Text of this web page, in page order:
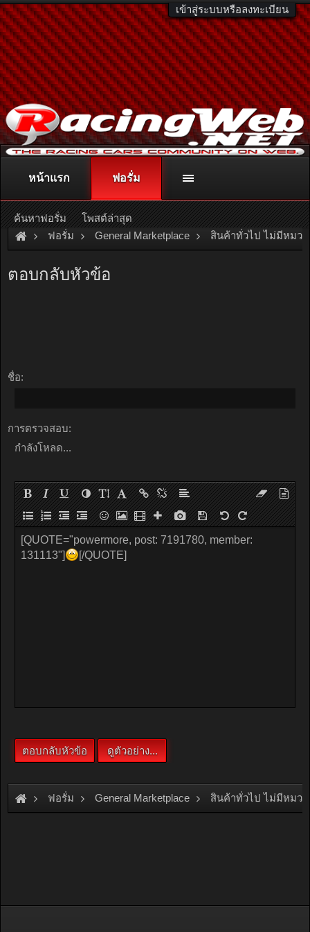
เข้าสู่ระบบหรือลงทะเบียน
ติดต่อลงโฆษณา racingweb@gmail.comหรือโทร. 081-811-1138
หรืออ่านรายละเอียดเพิ่มเติม คลิกที่นี่
ฟอรั่ม General Marketplace สินค้าทั่วไป ไม่มีหมว
ตอบกลับหัวข้อ
ชื่อ:
การตรวจสอบ:
กำลังโหลด...
ฟอรั่ม General Marketplace สินค้าทั่วไป ไม่มีหมว
หน้าแรก ฟอรั่ม
ค้นหาฟอรั่ม โพสต์ล่าสุด